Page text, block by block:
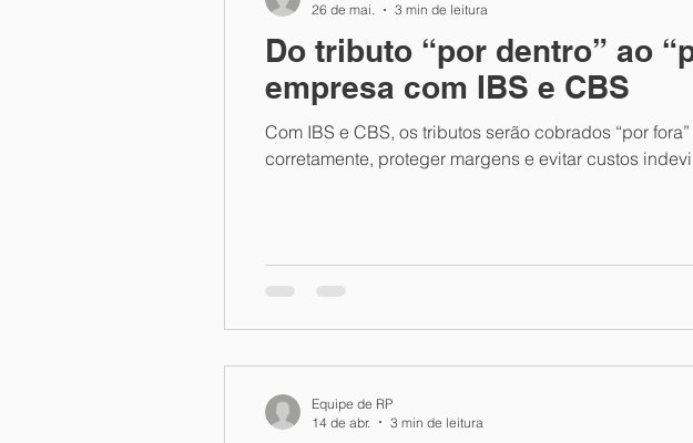
Do tributo “por dentro” ao
empresa com IBS e CBS
Com IBS e CBS, os tributos serão cobrados “por
corretamente, proteger margens e evitar custos
26 de mai.
3 min de leitura
Equipe de RP
14 de abr.
3 min de leitura